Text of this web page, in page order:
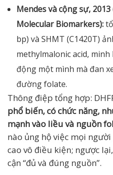
Mendes và cộng sự,
Molecular Biomarkers):
bp) và SHMT (C1420T)
methylmalonic acid,
động một mình mà đan
đường folate.
Thông điệp tổng hợp:
phổ biến, có chức năng,
mạnh vào liều và nguồn
nào ủng hộ việc mọi
cao vô điều kiện; ngược
cận “đủ và đúng nguồn”.